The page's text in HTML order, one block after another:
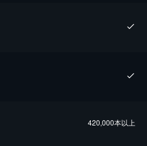
420,000本以上